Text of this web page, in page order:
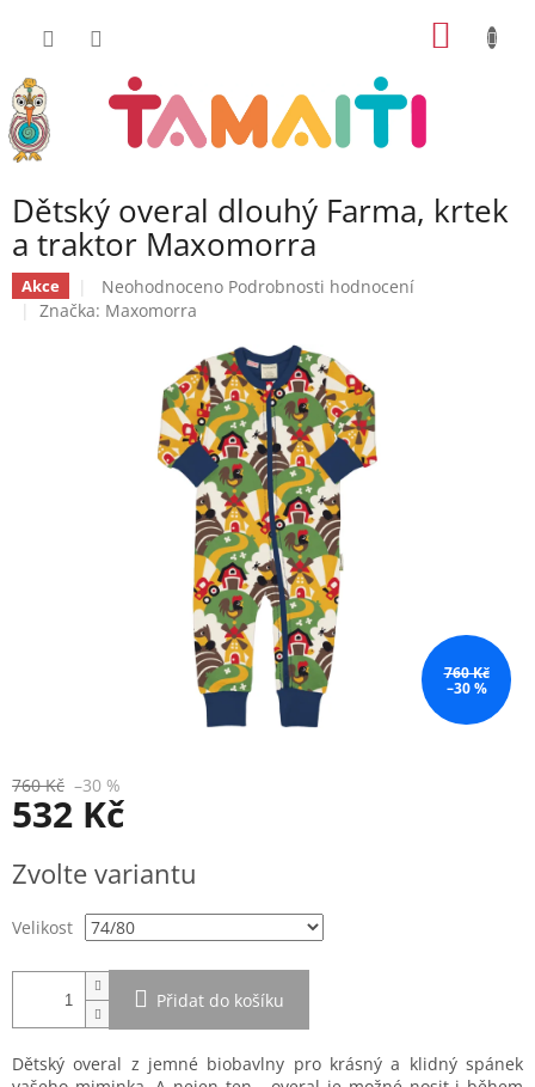
Dětský overal dlouhý Farma, krtek
a traktor Maxomorra
Akce
Průměrné
hodnocení
hvězdiček.
Neohodnoceno Podrobnosti hodnocení
Značka: Maxomorra
760 Kč
–30 %
760 Kč –30 %
532 Kč
cena:
Zvolte variantu
Velikost
Přidat do košíku
Dětský overal z jemné biobavlny pro krásný a klidný spánek